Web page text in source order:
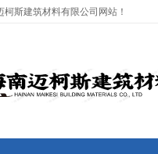
柯斯建筑材料有限公司网站！